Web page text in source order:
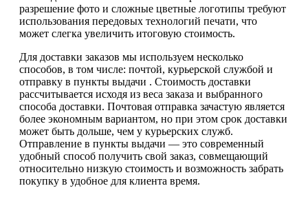
разрешение фото и сложные цветные логотипы требуют
использования передовых технологий печати, что
может слегка увеличить итоговую стоимость.
Для доставки заказов мы используем несколько
способов, в том числе: почтой, курьерской службой и
отправку в пункты выдачи . Стоимость доставки
рассчитывается исходя из веса заказа и выбранного
способа доставки. Почтовая отправка зачастую является
более экономным вариантом, но при этом срок доставки
может быть дольше, чем у курьерских служб.
Отправление в пункты выдачи — это современный
удобный способ получить свой заказ, совмещающий
относительно низкую стоимость и возможность забрать
покупку в удобное для клиента время.